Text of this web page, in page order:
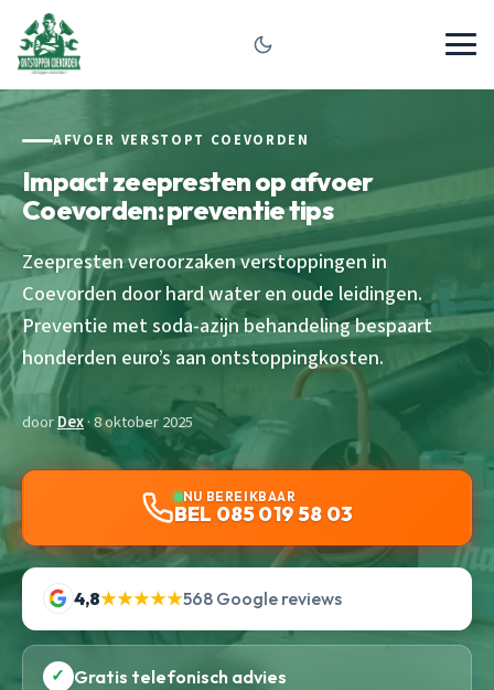
AFVOER VERSTOPT COEVORDEN
Impact zeepresten op afvoer
Coevorden: preventie tips
Zeepresten veroorzaken verstoppingen in
Coevorden door hard water en oude leidingen.
Preventie met soda-azijn behandeling bespaart
honderden euro’s aan ontstoppingkosten.
doorDex· 8 oktober 2025
NU BEREIKBAAR
BEL 085 019 58 03
4,8★★★★★568 Google reviews
✓ Gratis telefonisch advies